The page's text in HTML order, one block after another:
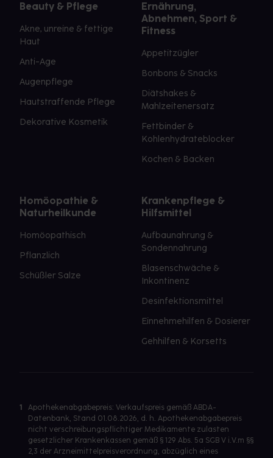
Beauty & Pflege
Akne, unreine & fettige
Haut
Anti-Age
Augenpflege
Hautstraffende Pflege
Dekorative Kosmetik
Ernährung,
Abnehmen, Sport &
Fitness
Appetitzügler
Bonbons & Snacks
Diätshakes &
Mahlzeitenersatz
Fettbinder &
Kohlenhydrateblocker
Kochen & Backen
Homöopathie &
Naturheilkunde
Homöopathisch
Pflanzlich
Schüßler Salze
Krankenpflege &
Hilfsmittel
Aufbaunahrung &
Sondennahrung
Blasenschwäche &
Inkontinenz
Desinfektionsmittel
Einnehmehilfen & Dosierer
Gehhilfen & Korsetts
1
Apothekenabgabepreis: Verkaufspreis gemäß ABDA-
Datenbank, Stand 01.08.2026, d. h. Apothekenabgabepreis
nicht verschreibungspflichtiger Medikamente zulasten
gesetzlicher Krankenkassen gemäß § 129 Abs. 5a SGB V i.V.m §§
2,3 der Arzneimittelpreisverordnung, abzüglich eines